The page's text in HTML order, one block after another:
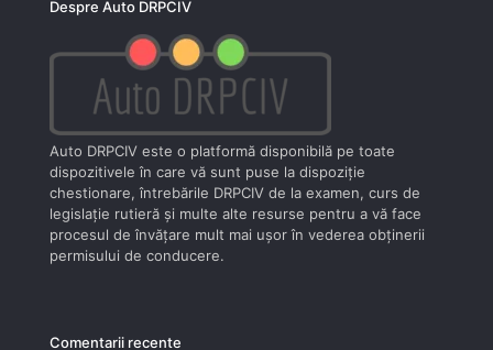
Despre Auto DRPCIV
Auto DRPCIV este o platformă disponibilă pe toate
dispozitivele în care vă sunt puse la dispoziţie
chestionare, întrebările DRPCIV de la examen, curs de
legislaţie rutieră şi multe alte resurse pentru a vă face
procesul de învăţare mult mai uşor în vederea obţinerii
permisului de conducere.
Comentarii recente